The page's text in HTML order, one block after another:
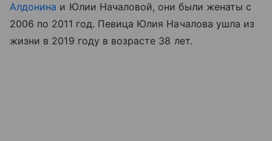
Алдонина и Юлии Началовой, они были женаты с
2006 по 2011 год. Певица Юлия Началова ушла из
жизни в 2019 году в возрасте 38 лет.